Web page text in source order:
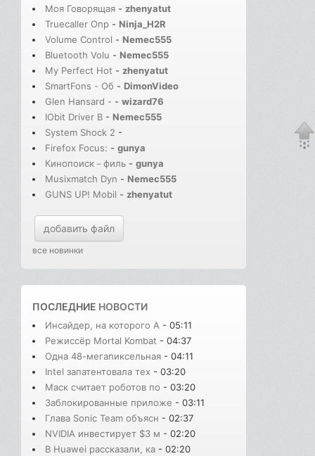
Моя Говорящая - zhenyatut
Truecaller Опр - Ninja_H2R
Volume Control - Nemec555
Bluetooth Volu - Nemec555
My Perfect Hot - zhenyatut
SmartFons - Об - DimonVideo
Glen Hansard - - wizard76
IObit Driver B - Nemec555
System Shock 2 -
Firefox Focus: - gunya
Кинопоиск－филь - gunya
Musixmatch Dyn - Nemec555
GUNS UP! Mobil - zhenyatut
добавить файл
все новинки
ПОСЛЕДНИЕ НОВОСТИ
Инсайдер, на которого A - 05:11
Режиссёр Mortal Kombat - 04:37
Одна 48-мегапиксельная - 04:11
Intel запатентовала тех - 03:20
Маск считает роботов по - 03:20
Заблокированные приложе - 03:11
Глава Sonic Team объясн - 02:37
NVIDIA инвестирует $3 м - 02:20
В Huawei рассказали, ка - 02:20